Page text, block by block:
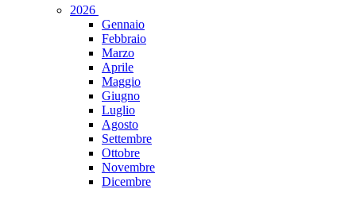
2026
Gennaio
Febbraio
Marzo
Aprile
Maggio
Giugno
Luglio
Agosto
Settembre
Ottobre
Novembre
Dicembre